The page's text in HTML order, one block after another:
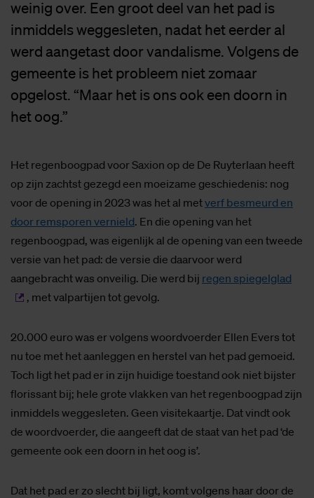
weinig over. Een groot deel van het pad is
inmiddels weggesleten, nadat het eerder al
werd aangetast door vandalisme. Volgens de
gemeente is het probleem niet zomaar
opgelost. “Maar het is ons ook een doorn in
het oog.”
Het regenboogpad voor Saxion op de De Ruyterlaan heeft
op zijn zachtst gezegd een moeizame geschiedenis: nog
voor de opening in 2023 was het al metverf besmeurd en
door remsporen vernield. En die opening van het
regenboogpad, was eigenlijk al de opening van een tweede
versie van het pad: de versie die daarvoor werd
aangebracht was onveilig. Die werd bij regen spiegelglad
, met valpartijen tot gevolg.
20.000 euro was er volgens woordvoerder Ellen Evers tot
nu toe met het aanleggen en herstel van het pad gemoeid.
Toch ligt het pad er in zijn huidige toestand ook niet bijster
florissant bij; hele grote vlakken van het regenboogpad zijn
inmiddels weggesleten. Geen visitekaartje. Dat vindt ook
de woordvoerder, die aangeeft dat de staat van het pad ‘de
gemeente ook een doorn in het oog is’.
Dat het pad er zo slecht bij ligt, komt volgens haar door de